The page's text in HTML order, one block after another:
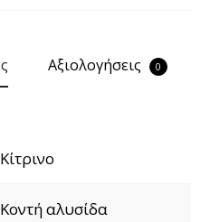
Αξιολογήσεις 0
Κίτρινο
Κοντή αλυσίδα